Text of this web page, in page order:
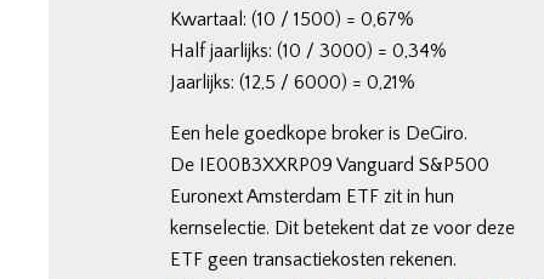
Kwartaal: (10 / 1500) = 0,67%
Half jaarlijks: (10 / 3000) = 0,34%
Jaarlijks: (12,5 / 6000) = 0,21%
Een hele goedkope broker is DeGiro.
De IE00B3XXRP09 Vanguard S&P500
Euronext Amsterdam ETF zit in hun
kernselectie. Dit betekent dat ze voor deze
ETF geen transactiekosten rekenen.